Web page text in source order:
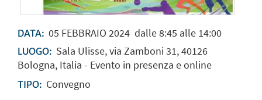
DATA: 05 FEBBRAIO 2024dalle 8:45 alle 14:00
LUOGO: Sala Ulisse, via Zamboni 31, 40126
Bologna, Italia - Evento in presenza e online
TIPO: Convegno